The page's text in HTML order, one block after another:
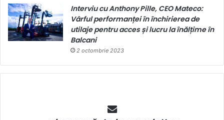
Interviu cu Anthony Pille, CEO Mateco:
Vârful performanței în închirierea de
utilaje pentru acces și lucru la înălțime în
Balcani
2 octombrie 2023